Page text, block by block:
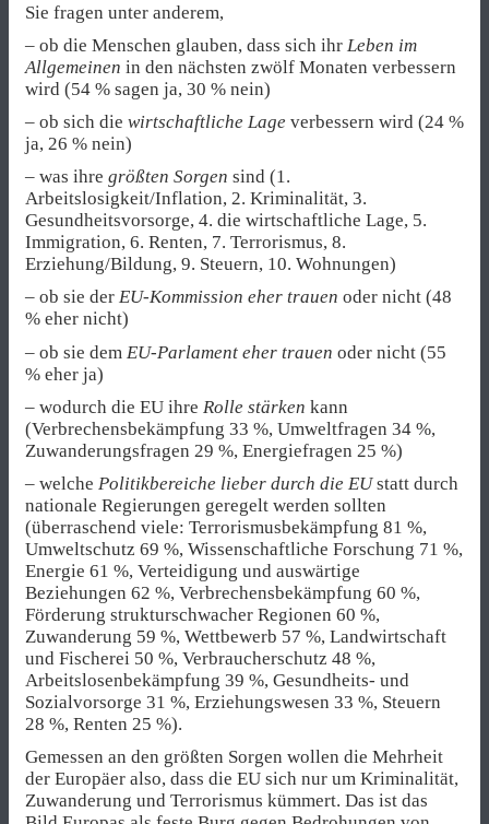
Sie fragen unter anderem,
– ob die Menschen glauben, dass sich ihr Leben im
Allgemeinen in den nächsten zwölf Monaten verbessern
wird (54 % sagen ja, 30 % nein)
– ob sich die wirtschaftliche Lage verbessern wird (24 %
ja, 26 % nein)
– was ihre größten Sorgen sind (1.
Arbeitslosigkeit/Inflation, 2. Kriminalität, 3.
Gesundheitsvorsorge, 4. die wirtschaftliche Lage, 5.
Immigration, 6. Renten, 7. Terrorismus, 8.
Erziehung/Bildung, 9. Steuern, 10. Wohnungen)
– ob sie der EU-Kommission eher trauen oder nicht (48
% eher nicht)
– ob sie dem EU-Parlament eher trauen oder nicht (55
% eher ja)
– wodurch die EU ihre Rolle stärken kann
(Verbrechensbekämpfung 33 %, Umweltfragen 34 %,
Zuwanderungsfragen 29 %, Energiefragen 25 %)
– welche Politikbereiche lieber durch die EUstatt durch
nationale Regierungen geregelt werden sollten
(überraschend viele: Terrorismusbekämpfung 81 %,
Umweltschutz 69 %, Wissenschaftliche Forschung 71 %,
Energie 61 %, Verteidigung und auswärtige
Beziehungen 62 %, Verbrechensbekämpfung 60 %,
Förderung strukturschwacher Regionen 60 %,
Zuwanderung 59 %, Wettbewerb 57 %, Landwirtschaft
und Fischerei 50 %, Verbraucherschutz 48 %,
Arbeitslosenbekämpfung 39 %, Gesundheits- und
Sozialvorsorge 31 %, Erziehungswesen 33 %, Steuern
28 %, Renten 25 %).
Gemessen an den größten Sorgen wollen die Mehrheit
der Europäer also, dass die EU sich nur um Kriminalität,
Zuwanderung und Terrorismus kümmert. Das ist das